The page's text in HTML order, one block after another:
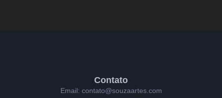
Contato
Email: contato@souzaartes.com